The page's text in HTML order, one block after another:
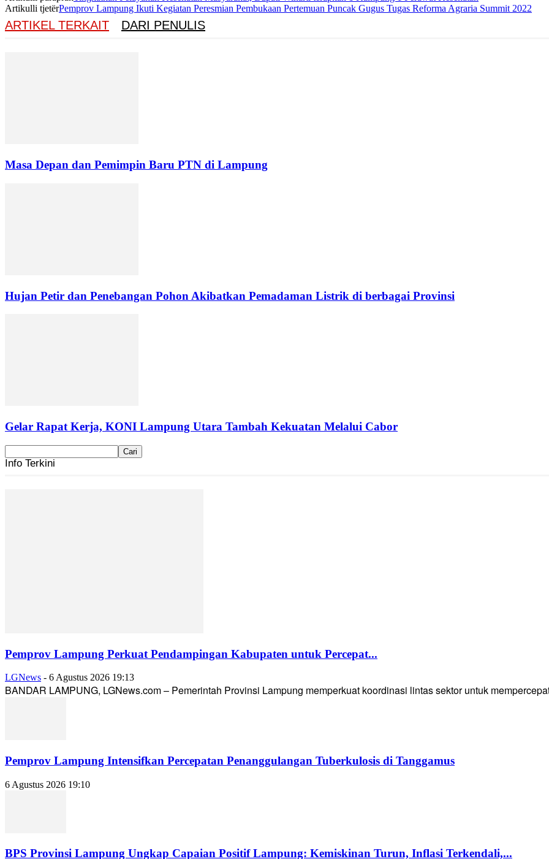
Artikulli tjetërPemprov Lampung Ikuti Kegiatan Peresmian Pembukaan Pertemuan Puncak Gugus Tugas Reforma Agraria Summit 2022
ARTIKEL TERKAIT DARI PENULIS
Masa Depan dan Pemimpin Baru PTN di Lampung
Hujan Petir dan Penebangan Pohon Akibatkan Pemadaman Listrik di berbagai Provinsi
Gelar Rapat Kerja, KONI Lampung Utara Tambah Kekuatan Melalui Cabor
Info Terkini
Pemprov Lampung Perkuat Pendampingan Kabupaten untuk Percepat...
LGNews - 6 Agustus 2026 19:13
BANDAR LAMPUNG, LGNews.com – Pemerintah Provinsi Lampung memperkuat koordinasi lintas sektor untuk
Pemprov Lampung Intensifkan Percepatan Penanggulangan Tuberkulosis di Tanggamus
6 Agustus 2026 19:10
BPS Provinsi Lampung Ungkap Capaian Positif Lampung: Kemiskinan Turun, Inflasi Terkendali,...